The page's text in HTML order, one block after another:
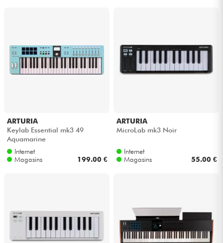
ARTURIA
Keylab Essential mk3 49
Aquamarine
Internet
Magasins
199.00 €
ARTURIA
MicroLab mk3 Noir
Internet
Magasins
55.00 €